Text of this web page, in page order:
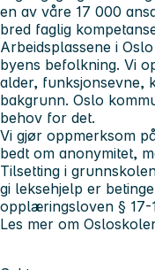
en av våre 17 000
bred faglig
Arbeidsplassene i
byens befolkning. Vi
alder, funksjonsevne,
bakgrunn. Oslo
behov for det.
Vi gjør oppmerksom
bedt om anonymitet,
Tilsetting i
gi leksehjelp er
opplæringsloven § 17-
Les mer om